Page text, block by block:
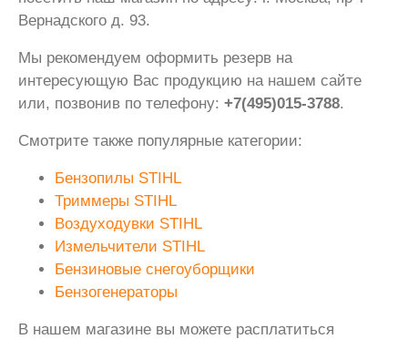
Вернадского д. 93.
Мы рекомендуем оформить резерв на
интересующую Вас продукцию на нашем сайте
или, позвонив по телефону: +7(495)015-3788.
Смотрите также популярные категории:
Бензопилы STIHL
Триммеры STIHL
Воздуходувки STIHL
Измельчители STIHL
Бензиновые снегоуборщики
Бензогенераторы
В нашем магазине вы можете расплатиться